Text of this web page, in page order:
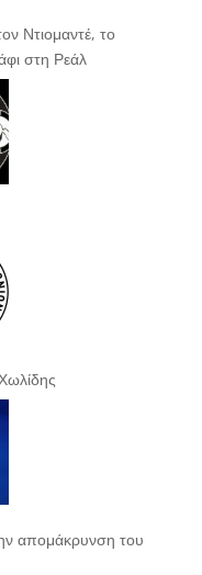
Ντιομαντέ, το
στη Ρεάλ
απομάκρυνση του